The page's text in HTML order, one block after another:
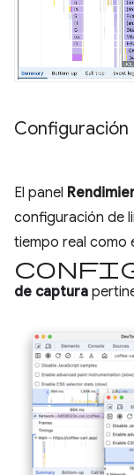
El panel
configuración de
tiempo real como
de captura